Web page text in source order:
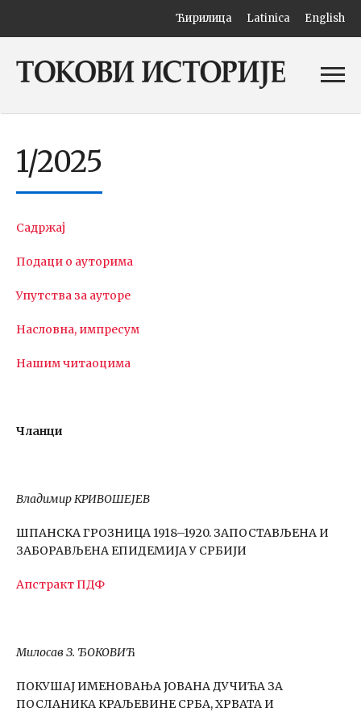
Ћирилица Latinica English
1/2025
Садржај
Подаци о ауторима
Упутства за ауторе
Насловна, импресум
Нашим читаоцима
Чланци
Владимир КРИВОШЕЈЕВ
ШПАНСКА ГРОЗНИЦА 1918–1920. ЗАПОСТАВЉЕНА И
ЗАБОРАВЉЕНА ЕПИДЕМИЈА У СРБИЈИ
АпстрактПДФ
Милосав З. ЂОКОВИЋ
ПОКУШАЈ ИМЕНОВАЊА ЈОВАНА ДУЧИЋА ЗА
ПОСЛАНИКА КРАЉЕВИНЕ СРБА, ХРВАТА И